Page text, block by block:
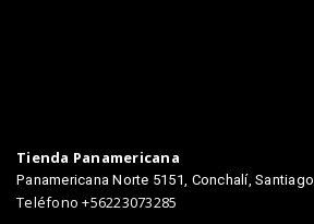
Tienda Panamericana
Panamericana Norte 5151, Conchalí,
Teléfono +56223073285